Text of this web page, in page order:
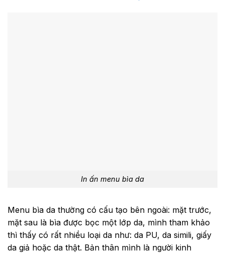
In ấn menu bìa da
Menu bìa da thường có cấu tạo bên ngoài: mặt trước,
mặt sau là bìa được bọc một lớp da, mình tham khảo
thì thấy có rất nhiều loại da như: da PU, da simili, giấy
da giả hoặc da thật. Bản thân mình là người kinh